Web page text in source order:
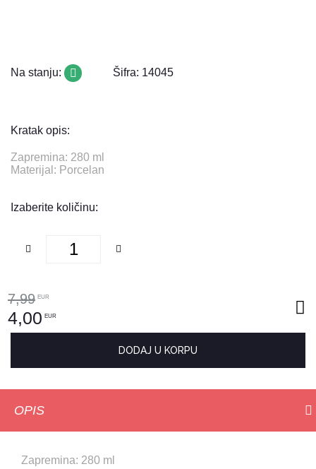
Na stanju: Šifra: 14045
Kratak opis:
Zapremina: 280 ml
Materijal: Porcelan
Izaberite količinu:
7,99 EUR
4,00 EUR
DODAJ U KORPU
OPIS
Zapremina: 280 ml